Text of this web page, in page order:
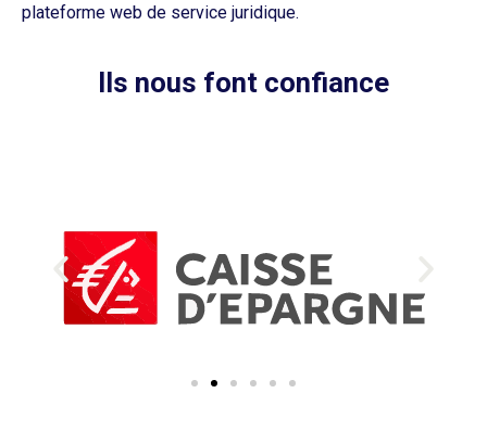
plateforme web de service juridique.
Ils nous font confiance